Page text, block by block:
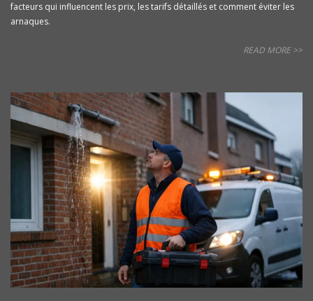
facteurs qui influencent les prix, les tarifs détaillés et comment éviter les
arnaques.
READ MORE >>